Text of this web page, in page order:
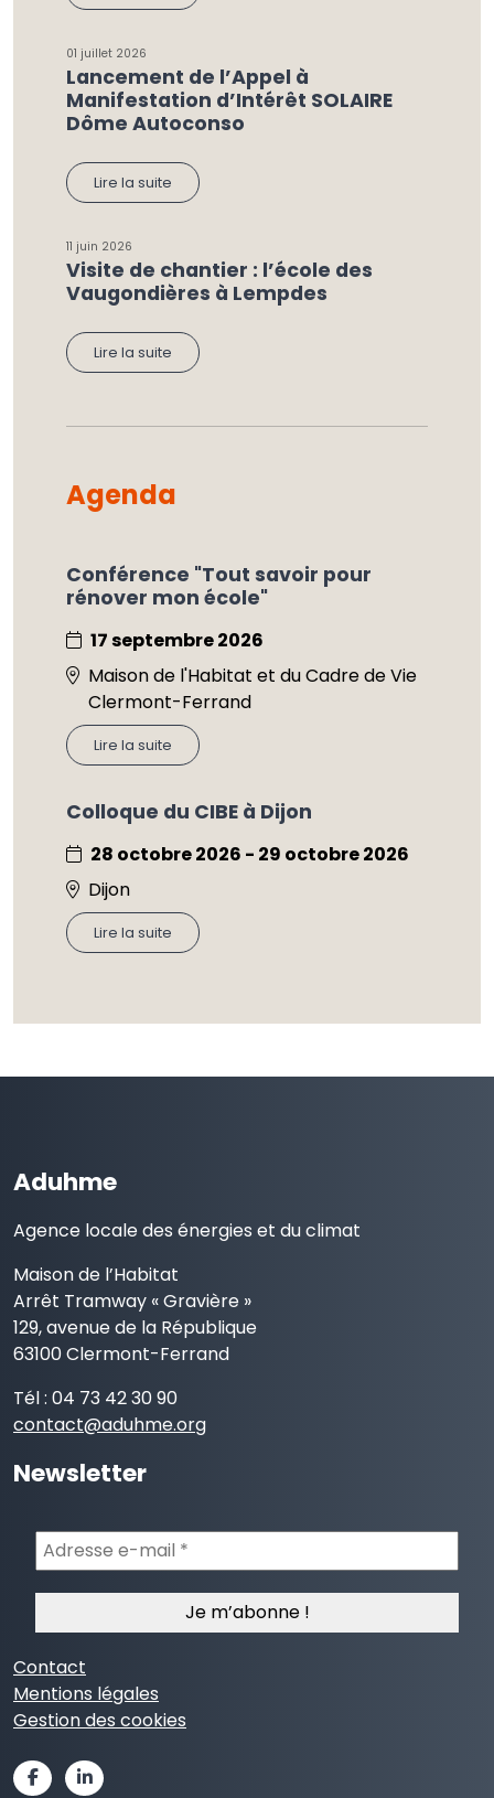
01 juillet 2026
Lancement de l’Appel à
Manifestation d’Intérêt SOLAIRE
Dôme Autoconso
Lire la suite
11 juin 2026
Visite de chantier : l’école des
Vaugondières à Lempdes
Lire la suite
Agenda
Conférence "Tout savoir pour
rénover mon école"
17 septembre 2026
Maison de l'Habitat et du Cadre de Vie
Clermont-Ferrand
Lire la suite
Colloque du CIBE à Dijon
28 octobre 2026 - 29 octobre 2026
Dijon
Lire la suite
Aduhme
Agence locale des énergies et du climat
Maison de l’Habitat
Arrêt Tramway « Gravière »
129, avenue de la République
63100 Clermont-Ferrand
Tél : 04 73 42 30 90
contact@aduhme.org
Newsletter
Adresse
e-
mail
Contact
Mentions légales
Gestion des cookies